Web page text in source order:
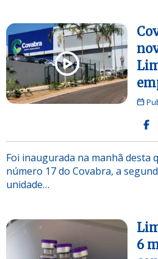
Foi inaugurada na manhã desta
número 17 do Covabra, a
unidade…
6